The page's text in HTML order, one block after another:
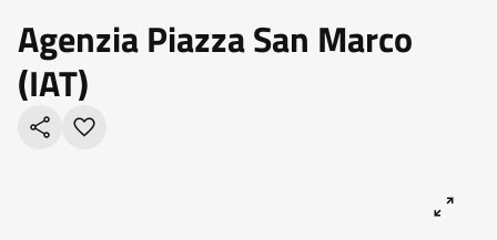
Agenzia Piazza San Marco
(IAT)